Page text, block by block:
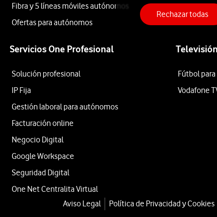
Amazon
Echo
Dot
Max
Morado
con
Fibra y 5 líneas móviles autónomos
Ofertas para autónomos
Servicios One Profesional
Solución profesional
IP Fija
Gestión laboral para autónomos
Facturación online
Negocio Digital
Google Workspace
Seguridad Digital
One Net Centralita Virtual
Televisión
Fútbol
Vodafone
Aviso Legal Política de Privacidad y Cookies
Rechazar todas